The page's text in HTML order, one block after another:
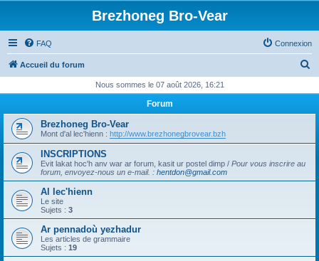
Brezhoneg Bro-Vear
FAQ Connexion
Accueil du forum
h
h
r
Nous sommes le 07 août 2026, 16:21
Forum
Brezhoneg Bro-Vear
Mont d'al lec'hienn : http://www.brezhonegbrovear.bzh
INSCRIPTIONS
Evit lakat hoc'h anv war ar forum, kasit ur postel dimp / Pour vous inscrire au
forum, envoyez-nous un e-mail. : hentdon@gmail.com
Al lec'hienn
Le site
Sujets : 3
Ar pennadoù yezhadur
Les articles de grammaire
Sujets : 19